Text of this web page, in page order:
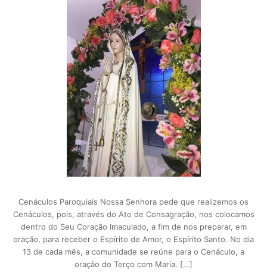
Cenáculos Paroquiais Nossa Senhora pede que realizemos os
Cenáculos, pois, através do Ato de Consagração, nos colocamos
dentro do Seu Coração Imaculado, a fim de nos preparar, em
oração, para receber o Espírito de Amor, o Espírito Santo. No dia
13 de cada mês, a comunidade se reúne para o Cenáculo, a
oração do Terço com Maria. […]